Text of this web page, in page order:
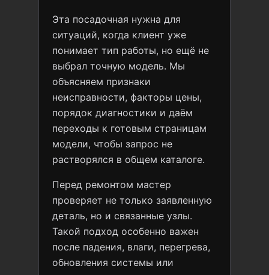
Эта посадочная нужна для
ситуаций, когда клиент уже
понимает тип работы, но ещё не
выбрал точную модель. Мы
объясняем признаки
неисправности, факторы цены,
порядок диагностики и даём
переходы к готовым страницам
модели, чтобы запрос не
растворялся в общем каталоге.
Перед ремонтом мастер
проверяет не только заявленную
деталь, но и связанные узлы.
Такой подход особенно важен
после падения, влаги, перегрева,
обновления системы или